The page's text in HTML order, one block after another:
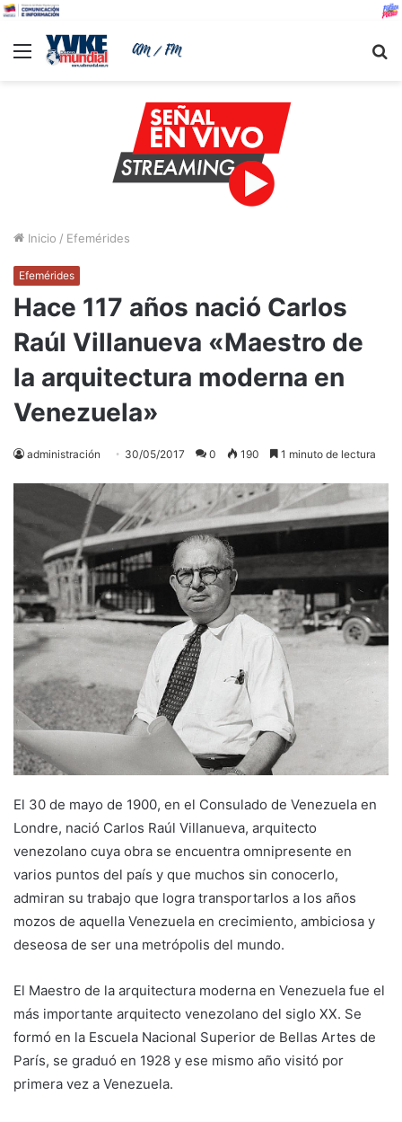
Menu
Inicio / Efemérides
Efemérides
Hace 117 años nació Carlos
Raúl Villanueva «Maestro de
la arquitectura moderna en
Venezuela»
administración 30/05/2017 0 190 1 minuto de lectura
El 30 de mayo de 1900, en el Consulado de Venezuela en
Londre, nació Carlos Raúl Villanueva, arquitecto
venezolano cuya obra se encuentra omnipresente en
varios puntos del país y que muchos sin conocerlo,
admiran su trabajo que logra transportarlos a los años
mozos de aquella Venezuela en crecimiento, ambiciosa y
deseosa de ser una metrópolis del mundo.
El Maestro de la arquitectura moderna en Venezuela fue el
más importante arquitecto venezolano del siglo XX. Se
formó en la Escuela Nacional Superior de Bellas Artes de
París, se graduó en 1928 y ese mismo año visitó por
primera vez a Venezuela.